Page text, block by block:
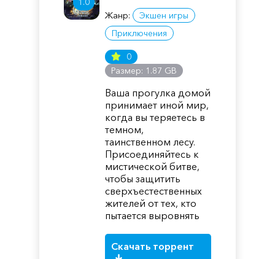
Жанр:
Экшен игры
Приключения
0
Размер: 1.87 GB
Ваша прогулка домой
принимает иной мир,
когда вы теряетесь в
темном,
таинственном лесу.
Присоединяйтесь к
мистической битве,
чтобы защитить
сверхъестественных
жителей от тех, кто
пытается выровнять
Скачать торрент